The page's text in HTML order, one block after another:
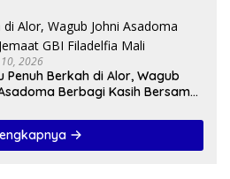
2026
Penuh Berkah di Alor, Wagub
Berbagi Kasih Bersama